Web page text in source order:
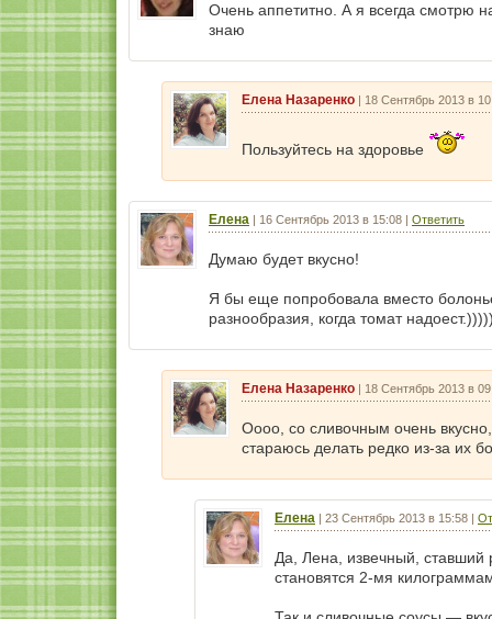
Очень аппетитно. А я всегда смотрю
знаю
Елена Назаренко | 18 Сентябрь 2013 в
Пользуйтесь на здоровье
Елена | 16 Сентябрь 2013 в 15:08 | Ответить
Думаю будет вкусно!
Я бы еще попробовала вместо
разнообразия, когда томат
Елена Назаренко | 18 Сентябрь 2013 в
Оооо, со сливочным очень
стараюсь делать редко из-за их
Елена | 23 Сентябрь 2013 в 15:58 |
Да, Лена, извечный, ставший
становятся 2-мя